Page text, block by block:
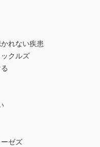
れない疾患
クルズ
ゼズ